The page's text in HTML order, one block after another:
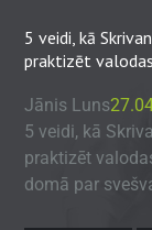
5 veidi, kā
praktizēt
Jānis Luns
5 veidi, kā
praktizēt
domā par